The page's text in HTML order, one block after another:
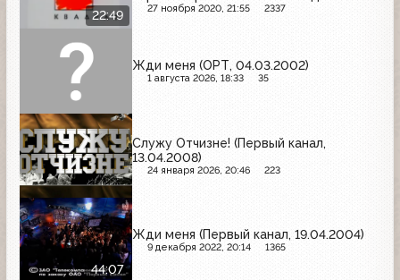
22:49
осенью
27 ноября 2020, 21:55 2337
Жди меня (ОРТ, 04.03.2002)
1 августа 2026, 18:33 35
Служу Отчизне! (Первый канал,
13.04.2008)
24 января 2026, 20:46 223
44:07
Жди меня (Первый канал, 19.04.2004)
9 декабря 2022, 20:14 1365